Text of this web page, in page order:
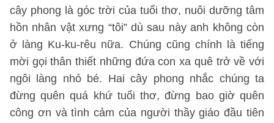
cây phong là góc trời của tuổi thơ, nuôi dưỡng tâm
hồn nhân vật xưng “tôi” dù sau này anh không còn
ở làng Ku-ku-rêu nữa. Chúng cũng chính là tiếng
mời gọi thân thiết những đứa con xa quê trở về với
ngôi làng nhỏ bé. Hai cây phong nhắc chúng ta
đừng quên quá khứ tuổi thơ, đừng bao giờ quên
công ơn và tình cảm của người thầy giáo đầu tiên